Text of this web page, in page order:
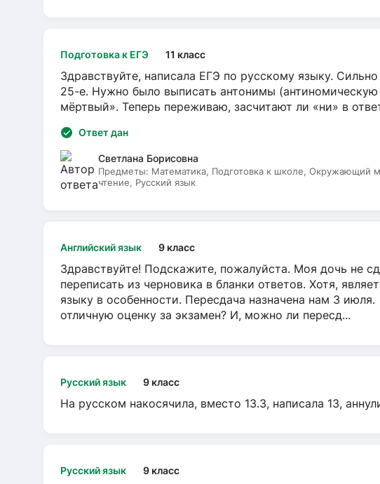
Подготовка к ЕГЭ 11 класс
Здравствуйте, написала ЕГЭ по русскому языку.
25-е. Нужно было выписать антонимы
мёртвый». Теперь переживаю, засчитают ли «ни» в
Ответ дан
Светлана Борисовна
Предметы: Математика, Подготовка к школе, Окружающий
чтение, Русский язык
Английский язык 9 класс
Здравствуйте! Подскажите, пожалуйста. Моя дочь не
переписать из черновика в бланки ответов. Хотя,
языку в особенности. Пересдача назначена нам 3
отличную оценку за экзамен? И, можно ли пересд...
Русский язык 9 класс
На русском накосячила, вместо 13.3, написала 13,
Русский язык 9 класс